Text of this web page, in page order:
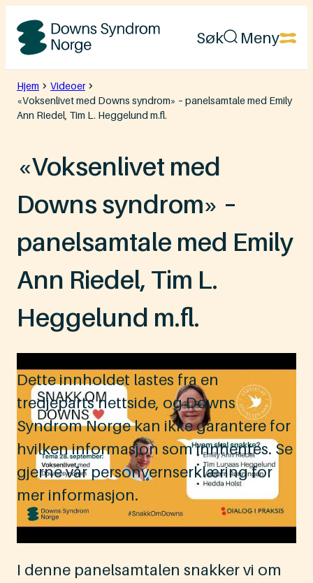
Hopp
Downs
Syndrom
Norge
Søk Meny
Hjem
Videoer
«Voksenlivet med Downs syndrom» – panelsamtale med Emily
Ann Riedel, Tim L. Heggelund m.fl.
«Voksenlivet med
Downs syndrom» –
panelsamtale med Emily
Ann Riedel, Tim L.
Heggelund m.fl.
Dette innholdet lastes fra en
tredjeparts nettside, og Downs
Syndrom Norge kan ikke garantere for
hvilken informasjon som innhentes. Se
gjerne vår personvernserklæring for
mer informasjon.
I denne panelsamtalen snakker vi om